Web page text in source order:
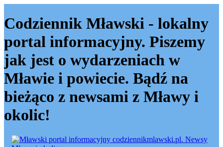
Codziennik Mławski - lokalny
portal informacyjny. Piszemy
jak jest o wydarzeniach w
Mławie i powiecie. Bądź na
bieżąco z newsami z Mławy i
okolic!